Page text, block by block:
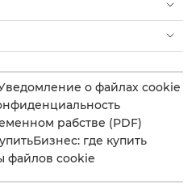
о файлах cookie
рабстве (PDF)
Бизнес: где купить
файлов cookie